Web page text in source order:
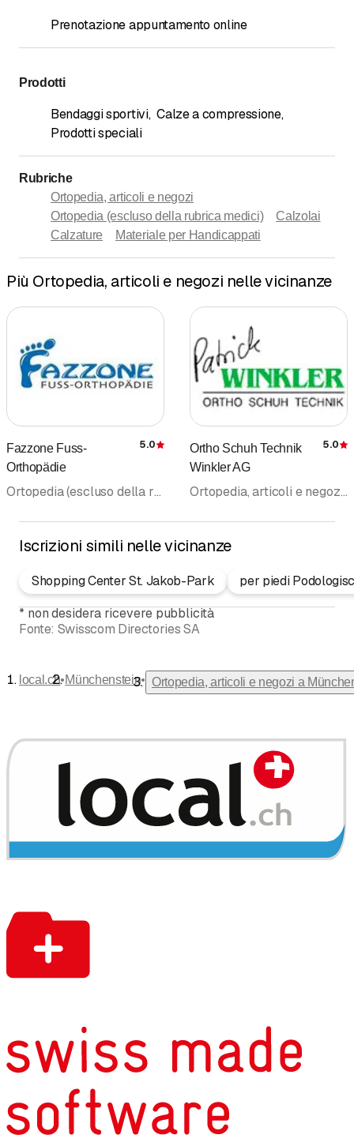
Prenotazione appuntamento online
Prodotti
Bendaggi sportivi, Calze a compressione,
Prodotti speciali
Rubriche
Ortopedia, articoli e negozi
Ortopedia (escluso della rubrica medici)
Calzolai
Calzature
Materiale per Handicappati
Più Ortopedia, articoli e negozi nelle vicinanze
Fazzone Fuss-
Orthopädie
Recensione
5.0
Ortopedia (escluso della rubrica medici) • Calzolai • Ortopedia, articoli e negozi
Ortho Schuh Technik
Winkler AG
5.0
Ortopedia, articoli e negozi • Calzature • Ortopedia (escluso della rubrica medici)
Iscrizioni simili nelle vicinanze
Shopping Center St. Jakob-Park
per piedi
* non desidera ricevere pubblicità
Fonte: Swisscom Directories SA
local.ch•Münchenstein• Ortopedia, articoli e negozi a